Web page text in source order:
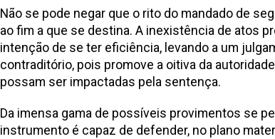
Não se pode negar que o rito do mandado de
ao fim a que se destina. A inexistência de atos
intenção de se ter eficiência, levando a um
contraditório, pois promove a oitiva da
possam ser impactadas pela sentença.
Da imensa gama de possíveis provimentos se
instrumento é capaz de defender, no plano